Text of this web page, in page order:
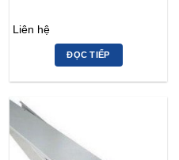
Liên hệ
ĐỌC TIẾP